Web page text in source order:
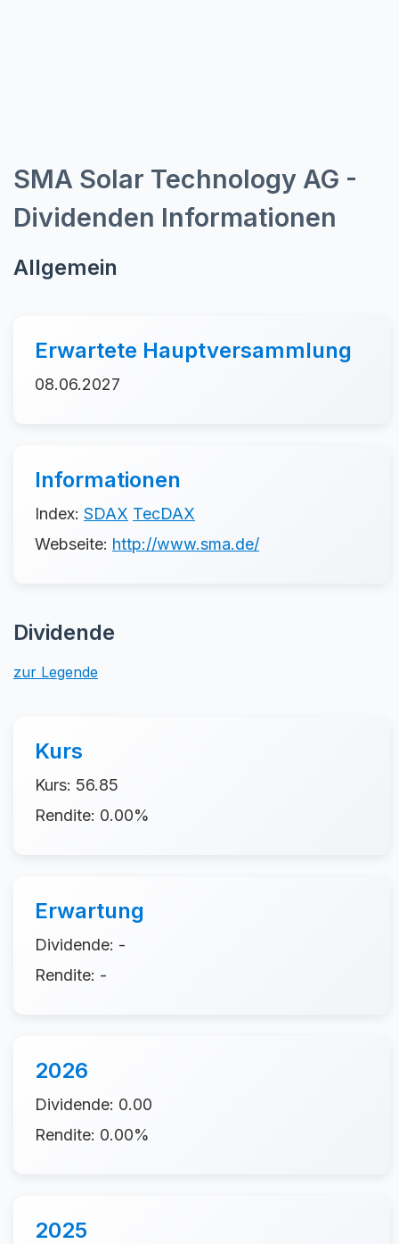
SMA Solar Technology AG -
Dividenden Informationen
Allgemein
Erwartete Hauptversammlung
08.06.2027
Informationen
Index: SDAX TecDAX
Webseite: http://www.sma.de/
Dividende
zur Legende
Kurs
Kurs: 56.85
Rendite: 0.00%
Erwartung
Dividende: -
Rendite: -
2026
Dividende: 0.00
Rendite: 0.00%
2025